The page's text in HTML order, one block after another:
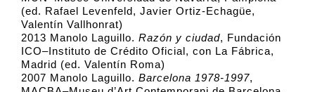
(ed. Rafael Levenfeld, Javier Ortiz-Echagüe,
Valentín Vallhonrat)
2013 Manolo Laguillo. Razón y ciudad, Fundación
ICO–Instituto de Crédito Oficial, con La Fábrica,
Madrid (ed. Valentín Roma)
2007 Manolo Laguillo. Barcelona 1978-1997,